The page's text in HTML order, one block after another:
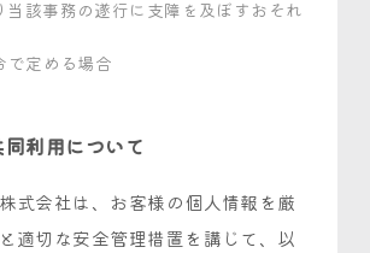
当該事務の遂行に支障を及ぼすおそれ
で定める場合
利用について
式会社は、お客様の個人情報を厳
適切な安全管理措置を講じて、以